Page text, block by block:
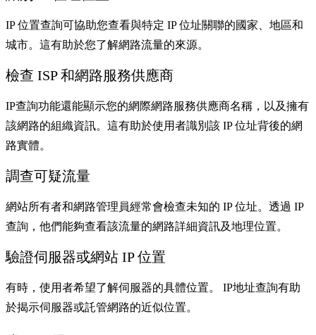
IP 位置查詢可協助您查看與特定 IP 位址關聯的國家、地區和
城市。這有助於您了解網路流量的來源。
檢查 ISP 和網路服務供應商
IP查詢功能還能顯示您的網際網路服務供應商名稱，以及擁有
該網路的組織資訊。這有助於使用者識別該 IP 位址背後的網
路實體。
調查可疑流量
網站所有者和網路管理員經常會檢查未知的 IP 位址。透過 IP
查詢，他們能夠查看該流量的網路詳細資訊及地理位置。
驗證伺服器或網站 IP 位置
有時，使用者希望了解伺服器的具體位置。 IP地址查詢有助
於揭示伺服器或託管網路的近似位置。